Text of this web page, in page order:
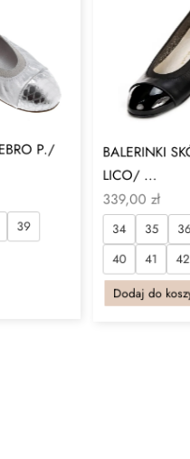
P./
39
BALERINKI
LICO/ ...
339,00 zł
34 35
40
41
42
Dodaj do